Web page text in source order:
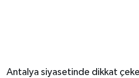
Antalya siyasetinde dikkat